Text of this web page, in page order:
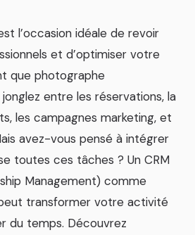
l’occasion idéale de revoir
et d’optimiser votre
que photographe
entre les réservations, la
les campagnes marketing, et
avez-vous pensé à intégrer
toutes ces tâches ? Un CRM
Management) comme
transformer votre activité
du temps. Découvrez